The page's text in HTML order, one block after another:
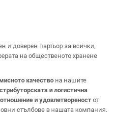
и доверен партьор за всички,
на общественото хранене
качество на нашите
и логистична
и удовлетвореност от
стълбове в нашата компания.